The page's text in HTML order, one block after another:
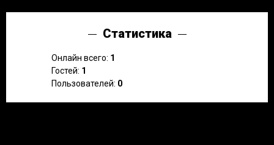
Статистика
Онлайн всего: 1
Гостей: 1
Пользователей: 0